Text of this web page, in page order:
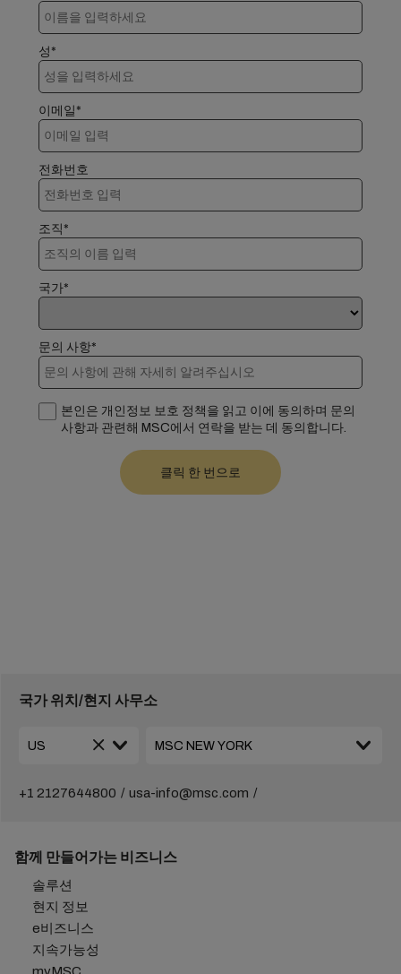
성*
이메일*
전화번호
조직*
국가*
문의 사항*
본인은 개인정보 보호 정책을 읽고 이에 동의하며 문의
사항과 관련해 MSC에서 연락을 받는 데 동의합니다.
국가 위치/현지 사무소
+1 2127644800 usa-info@msc.com
함께 만들어가는 비즈니스
솔루션
현지 정보
e비즈니스
지속가능성